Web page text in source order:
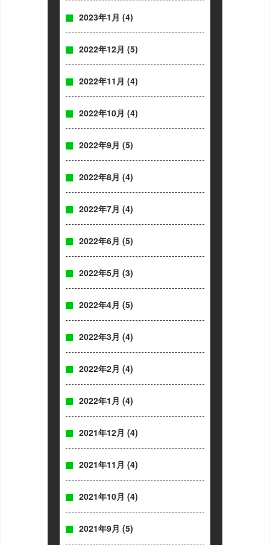
2023年1月 (4)
2022年12月 (5)
2022年11月 (4)
2022年10月 (4)
2022年9月 (5)
2022年8月 (4)
2022年7月 (4)
2022年6月 (5)
2022年5月 (3)
2022年4月 (5)
2022年3月 (4)
2022年2月 (4)
2022年1月 (4)
2021年12月 (4)
2021年11月 (4)
2021年10月 (4)
2021年9月 (5)